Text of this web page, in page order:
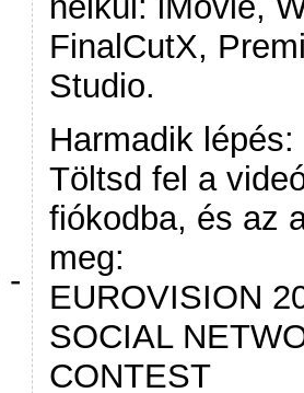
-
FinalCutX,
Studio.
Harmadik lépés:
Töltsd fel a
fiókodba, és az
meg:
EUROVISION
SOCIAL
CONTEST